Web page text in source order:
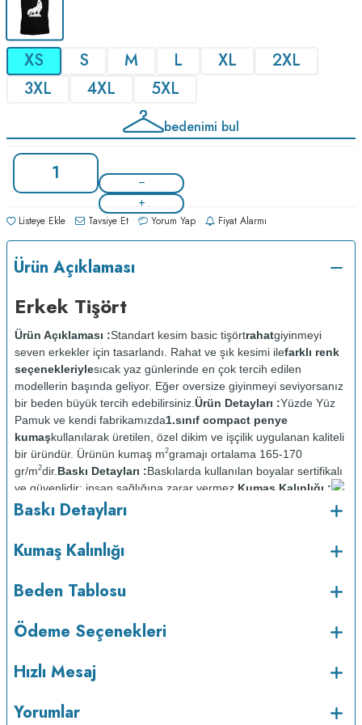
XS S M L XL
2XL
3XL
4XL 5XL
bedenimi bul
Listeye Ekle Tavsiye Et Yorum Yap Fiyat Alarmı
Ürün Açıklaması
Erkek Tişört
Ürün Açıklaması :Standart kesim basic tişörtrahatgiyinmeyi
seven erkekler için tasarlandı. Rahat ve şık kesimi ilefarklı renk
seçenekleriylesıcak yaz günlerinde en çok tercih edilen
modellerin başında geliyor. Eğer oversize giyinmeyi seviyorsanız
bir beden büyük tercih edebilirsiniz. Ürün Detayları :Yüzde Yüz
Pamuk ve kendi fabrikamızda1.sınıf compact penye
kumaşkullanılarak üretilen, özel dikim ve işçilik uygulanan kaliteli
bir üründür. Ürünün kumaş m2gramajı ortalama 165-170
gr/m2dir. Baskı Detayları :Baskılarda kullanılan boyalar sertifikalı
ve güvenlidir; insan sağlığına zarar vermez. Kumaş Kalınlığı :
Bakım : Kısa programda maksimum 30
Kuru temizleme yapılmaz.
Baskı Detayları
Kumaş Kalınlığı
Beden Tablosu
Ödeme Seçenekleri
Hızlı Mesaj
Yorumlar